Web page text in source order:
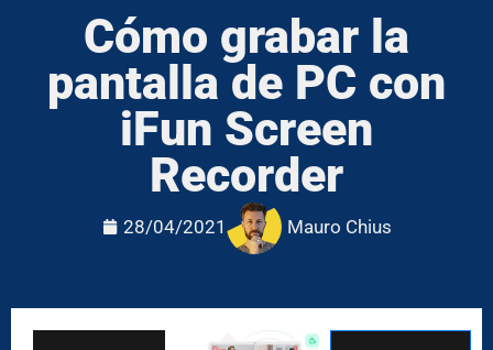
Cómo grabar la
pantalla de PC con
iFun Screen
Recorder
28/04/2021 Mauro Chius